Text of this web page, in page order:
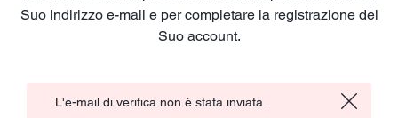
Suo indirizzo e-mail e per completare la registrazione del
Suo account.
L'e-mail di verifica non è stata inviata.